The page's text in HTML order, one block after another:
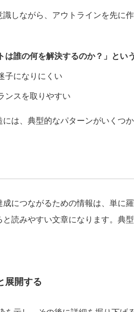
しながら、アウトラインを先に
は誰の何を解決するのか？」とい
子になりにくい
ンスを取りやすい
は、典型的なパターンがいくつか
につながるための情報は、単に
読みやすい文章になります。典
展開する